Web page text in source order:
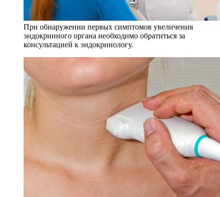
При обнаружении первых симптомов увеличения
эндокринного органа необходимо обратиться за
консультацией к эндокринологу.